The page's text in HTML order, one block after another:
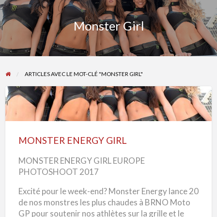
Monster Girl
ARTICLES AVEC LE MOT-CLÉ "MONSTER GIRL"
MONSTER
ENERGY
GIRLMONSTER ENERGY GIRL
MONSTER ENERGY GIRL EUROPE
PHOTOSHOOT 2017
Excité pour le week-end? Monster Energy lance 20
de nos monstres les plus chaudes à BRNO Moto
GP pour soutenir nos athlètes sur la grille et le